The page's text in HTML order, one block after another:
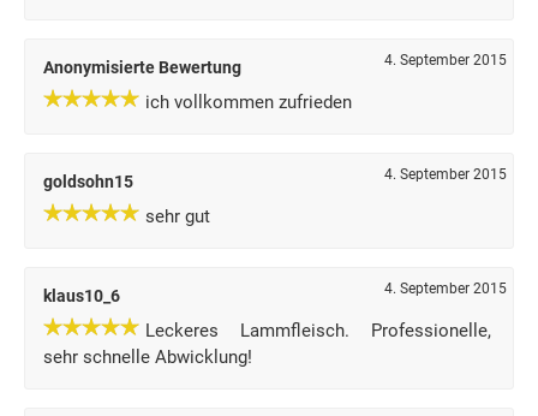
Anonymisierte Bewertung 4. September 2015
ich vollkommen zufrieden
goldsohn15 4. September 2015
sehr gut
klaus10_6 4. September 2015
Leckeres Lammfleisch. Professionelle,
sehr schnelle Abwicklung!